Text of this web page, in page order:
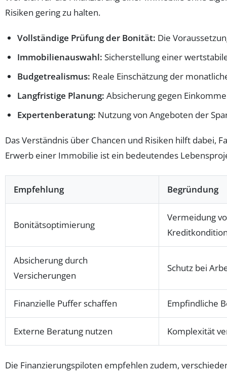
Risiken gering zu halten.
Vollständige Prüfung der Bonität: Die
Immobilienauswahl: Sicherstellung einer
Budgetrealismus: Reale Einschätzung der
Langfristige Planung: Absicherung gegen
Expertenberatung: Nutzung von Angeboten der
Das Verständnis über Chancen und Risiken hilft dabei,
Erwerb einer Immobilie ist ein bedeutendes
Empfehlung Begründung
Bonitätsoptimierung
Vermeidung
Absicherung durch
Versicherungen
Schutz bei
Finanzielle Puffer schaffen Empfindliche
Externe Beratung nutzen Komplexität
Die Finanzierungspiloten empfehlen zudem,